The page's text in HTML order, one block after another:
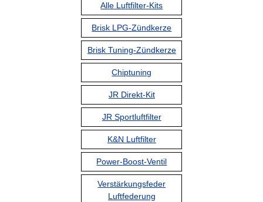
Alle Luftfilter-Kits
Brisk LPG-Zündkerze
Brisk Tuning-Zündkerze
Chiptuning
JR Direkt-Kit
JR Sportluftfilter
K&N Luftfilter
Power-Boost-Ventil
Verstärkungsfeder
Luftfederung